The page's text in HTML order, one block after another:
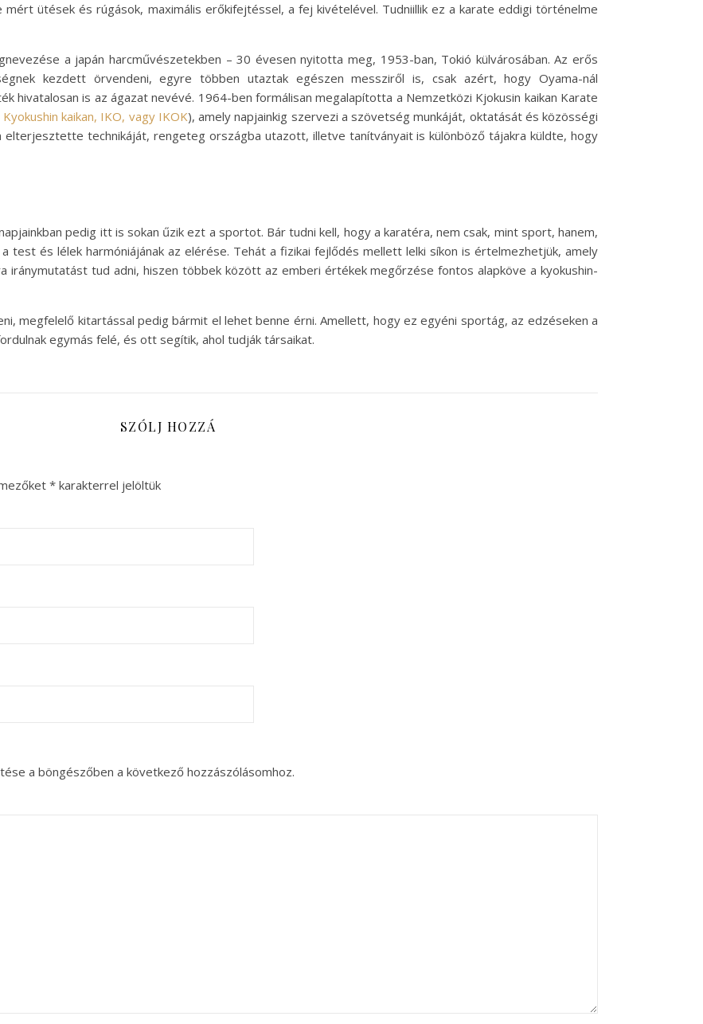
ütések és rúgások, maximális erőkifejtéssel, a fej kivételével. Tudniillik ez a karate eddigi történelme
a japán harcművészetekben – 30 évesen nyitotta meg, 1953-ban, Tokió külvárosában. Az erős
kezdett örvendeni, egyre többen utaztak egészen messziről is, csak azért, hogy Oyama-nál
hivatalosan is az ágazat nevévé. 1964-ben formálisan megalapította a Nemzetközi Kjokusin kaikan Karate
kaikan, IKO, vagy IKOK), amely napjainkig szervezi a szövetség munkáját, oktatását és közösségi
elterjesztette technikáját, rengeteg országba utazott, illetve tanítványait is különböző tájakra küldte, hogy
pedig itt is sokan űzik ezt a sportot. Bár tudni kell, hogy a karatéra, nem csak, mint sport, hanem,
test és lélek harmóniájának az elérése. Tehát a fizikai fejlődés mellett lelki síkon is értelmezhetjük, amely
iránymutatást tud adni, hiszen többek között az emberi értékek megőrzése fontos alapköve a kyokushin-
megfelelő kitartással pedig bármit el lehet benne érni. Amellett, hogy ez egyéni sportág, az edzéseken a
egymás felé, és ott segítik, ahol tudják társaikat.
SZÓLJ HOZZÁ
* karakterrel jelöltük
a böngészőben a következő hozzászólásomhoz.